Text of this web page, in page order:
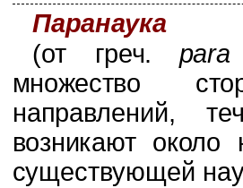
Паранаука
(от греч.
para
множество
направлений,
возникают около
суще­ствующей